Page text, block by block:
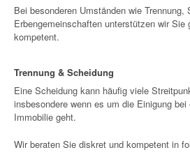
Bei besonderen Umständen wie Trennung,
Erbengemeinschaften unterstützen wir Sie
kompetent.
Trennung & Scheidung
Eine Scheidung kann häufig viele
insbesondere wenn es um die Einigung
Immobilie geht.
Wir beraten Sie diskret und kompetent in